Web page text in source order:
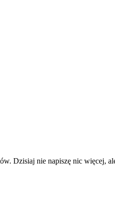
Dzisiaj nie napiszę nic więcej,